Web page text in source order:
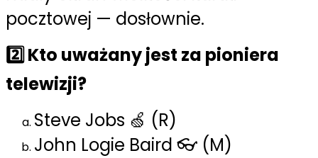
pocztowej — dosłownie.
2️⃣ Kto uważany jest za pioniera
telewizji?
Steve Jobs 🍏 (R)
John Logie Baird 👓 (M)